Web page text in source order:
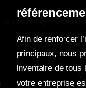
Afin de renforcer
principaux, nous
inventaire de tous
votre entreprise